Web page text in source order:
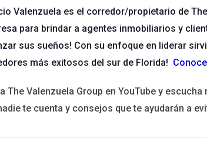
seguir estrategias inadecuadas o anticuadas. El
Es crucial adaptarse a las nuevas tendencias y
Valenzuela es el corredor/propietario de
para brindar a agentes inmobiliarios y
sus sueños! Con su enfoque en liderar
más exitosos del sur de Florida!
The Valenzuela Group en YouTube y
te cuenta y consejos que te ayudarán a